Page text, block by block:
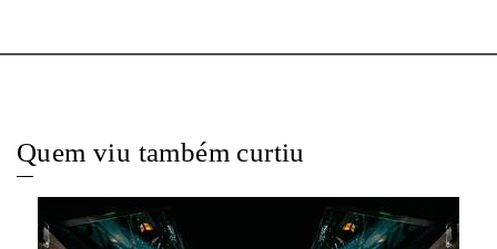
Quem viu também curtiu